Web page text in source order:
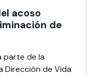
acoso
de
parte de la
Dirección de Vida